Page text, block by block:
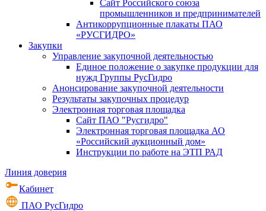
Сайт Российского союза
промышленников и предпринимателей
Антикоррупционные плакаты ПАО
«РУСГИДРО»
Закупки
Управление закупочной деятельностью
Единое положение о закупке продукции для
нужд Группы РусГидро
Анонсирование закупочной деятельности
Результаты закупочных процедур
Электронная торговая площадка
Сайт ПАО "Русгидро"
Электронная торговая площадка АО
«Российский аукционный дом»
Инструкции по работе на ЭТП РАД
Линия доверия
Кабинет
ПАО РусГидро